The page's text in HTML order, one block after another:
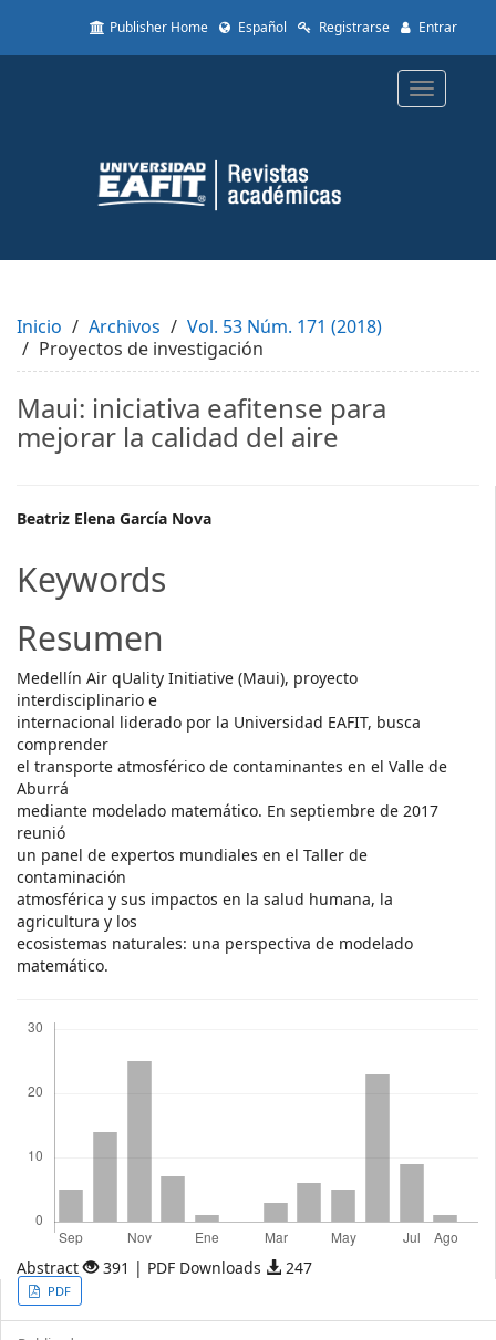
to
Content
Sidebar
Publisher Home Español Registrarse Entrar
Toggle
Inicio Archivos
Vol. 53 Núm. 171 (2018)
Proyectos de investigación
Maui: iniciativa eafitense para
mejorar la calidad del aire
Main
Article
Content
Beatriz Elena García Nova
Keywords
Resumen
Medellín Air qUality Initiative (Maui), proyecto
interdisciplinario e
internacional liderado por la Universidad EAFIT, busca
comprender
el transporte atmosférico de contaminantes en el Valle de
Aburrá
mediante modelado matemático. En septiembre de 2017
reunió
un panel de expertos mundiales en el Taller de
contaminación
atmosférica y sus impactos en la salud humana, la
agricultura y los
ecosistemas naturales: una perspectiva de modelado
matemático.
Abstract 391 | PDF Downloads 247
Article
PDF